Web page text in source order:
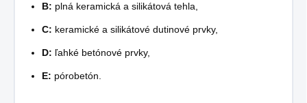
B: plná keramická a silikátová tehla,
C: keramické a silikátové dutinové prvky,
D: ľahké betónové prvky,
E: pórobetón.